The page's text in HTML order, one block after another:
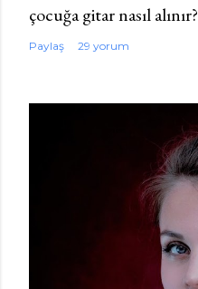
çocuğa gitar nasıl alınır?
Paylaş 29 yorum